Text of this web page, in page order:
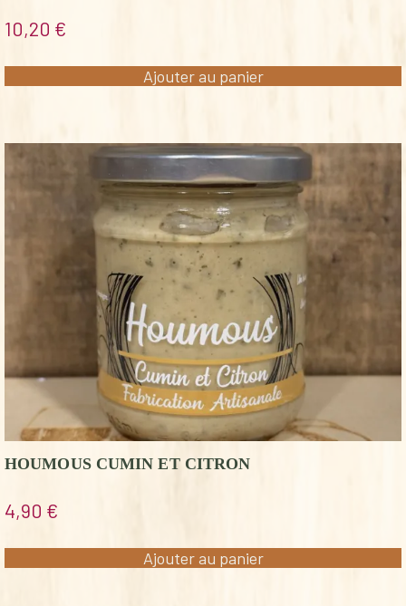
10,20 €
Ajouter au panier
HOUMOUS CUMIN ET CITRON
4,90 €
Ajouter au panier